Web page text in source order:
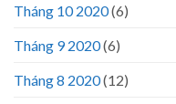
Tháng 10 2020(6)
Tháng 9 2020(6)
Tháng 8 2020(12)